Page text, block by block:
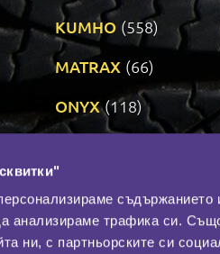
анализираме трафика си.
ни, с партньорските си
KUMHO (558)
MATRAX (66)
ONYX (118)
Контакти